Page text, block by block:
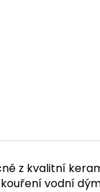
z kvalitní
vodní